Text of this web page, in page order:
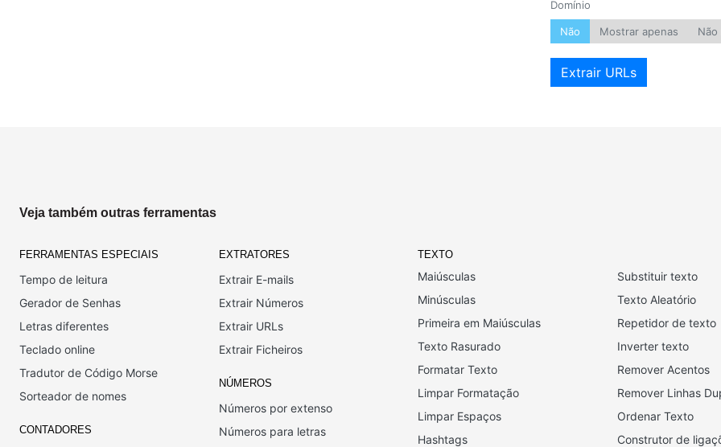
Domínio
Não Mostrar apenas
Extrair URLs
Veja também outras ferramentas
FERRAMENTAS ESPECIAIS
Tempo de leitura
Gerador de Senhas
Letras diferentes
Teclado online
Tradutor de Código Morse
Sorteador de nomes
CONTADORES
EXTRATORES
Extrair E-mails
Extrair Números
Extrair URLs
Extrair Ficheiros
NÚMEROS
Números por extenso
Números para letras
TEXTO
Maiúsculas
Minúsculas
Primeira em Maiúsculas
Texto Rasurado
Formatar Texto
Limpar Formatação
Limpar Espaços
Hashtags
Substituir texto
Texto Aleatório
Repetidor de texto
Inverter texto
Remover Acentos
Remover Linhas
Ordenar Texto
Construtor de